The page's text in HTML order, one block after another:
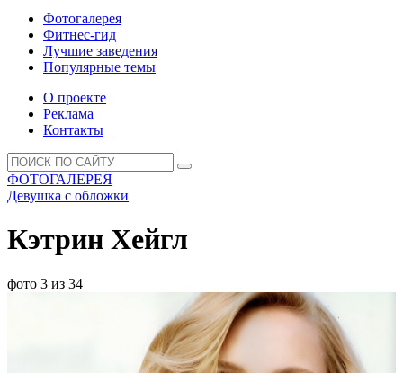
Фотогалерея
Фитнес-гид
Лучшие заведения
Популярные темы
О проекте
Реклама
Контакты
ФОТОГАЛЕРЕЯ
Девушка с обложки
Кэтрин Хейгл
фото 3 из 34